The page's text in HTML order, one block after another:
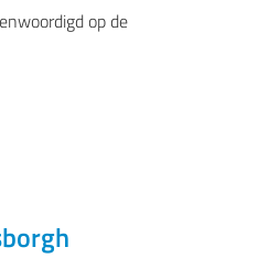
op de
ZEEVAART